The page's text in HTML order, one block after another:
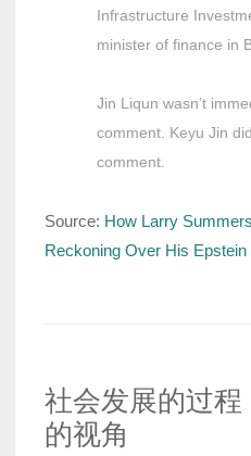
Infrastructure
minister of finance in
Jin Liqun wasn’t
comment. Keyu Jin
comment.
Source: How Larry
Reckoning Over His Epstein
社会发展的过
的视角